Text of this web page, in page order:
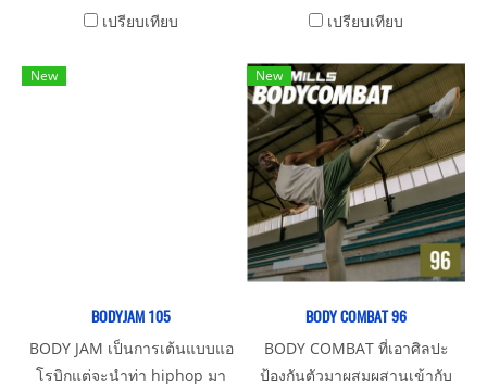
เปรียบเทียบ
กล้ามเนื้อ
เปรียบเทียบ
New
BODYJAM 105
BODY JAM เป็นการเต้นแบบแอ
โรบิกแต่จะนำท่า hiphop มา
New
BODY COMBAT 96
BODY COMBAT ที่เอาศิลปะ
ป้องกันตัวมาผสมผสานเข้ากับ